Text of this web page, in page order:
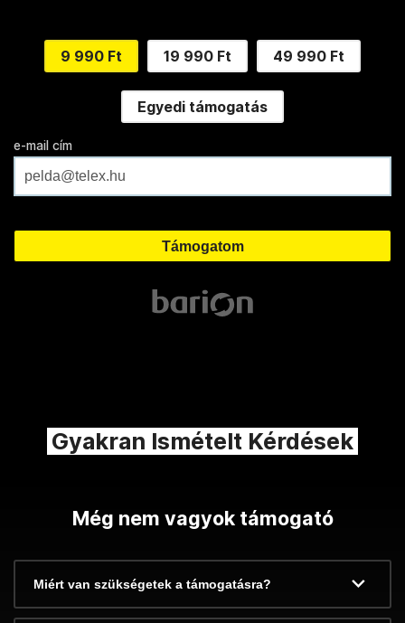
9 990 Ft 19 990 Ft 49 990 Ft
Egyedi támogatás
e-mail cím
Gyakran Ismételt Kérdések
Még nem vagyok támogató
Miért van szükségetek a támogatásra?